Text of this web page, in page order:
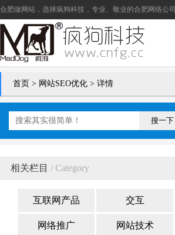
合肥做网站 ，选择疯狗科技，专业、敬业的合肥网络公司
首页 > 网站SEO优化 > 详情
搜一下
相关栏目 / Category
互联网产品 交互
网络推广 网站技术